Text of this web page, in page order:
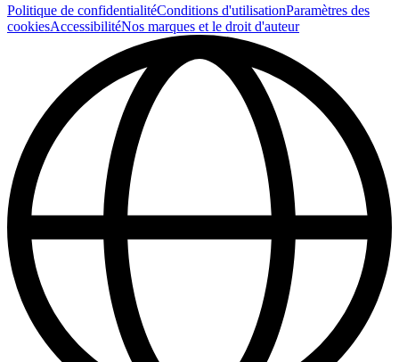
Politique de confidentialitéConditions d'utilisationParamètres des
cookiesAccessibilitéNos marques et le droit d'auteur